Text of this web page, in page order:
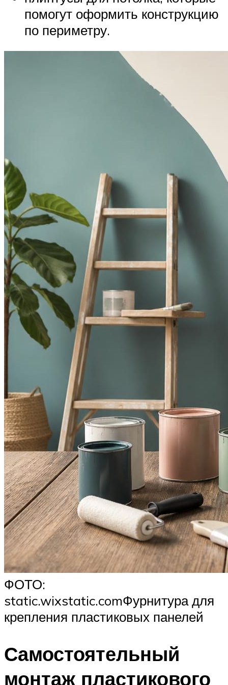
помогут оформить конструкцию
по периметру.
ФОТО:
static.wixstatic.comФурнитура для
крепления пластиковых панелей
Самостоятельный
монтаж пластикового